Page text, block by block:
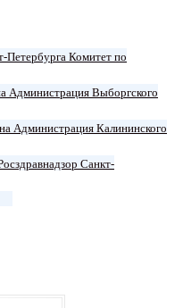
Комитет по
Администрация Выборгского
Администрация Калининского
Санкт-